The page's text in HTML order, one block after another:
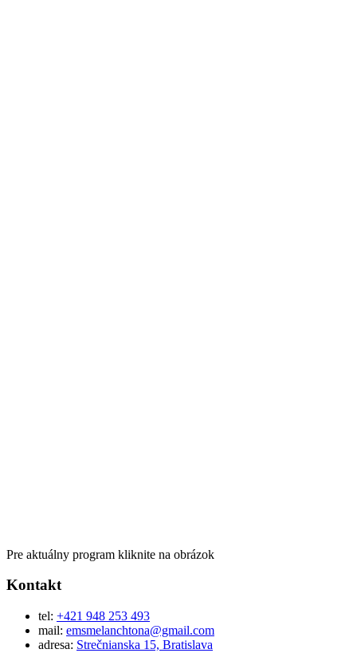
Pre aktuálny program kliknite na obrázok
Kontakt
tel: +421 948 253 493
mail: emsmelanchtona@gmail.com
adresa: Strečnianska 15, Bratislava